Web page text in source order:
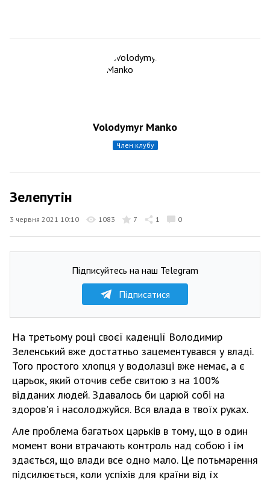
Volodymyr Manko
член клубу
Зелепутін
3 червня 2021 10:10 1083 7 1 0
Підписуйтесь на наш Telegram
Підписатися
На третьому році своєї каденції Володимир
Зеленський вже достатньо зацементувався у владі.
Того простого хлопця у водолазці вже немає, а є
царьок, який оточив себе свитою з на 100%
відданих людей. Здавалось би царюй собі на
здоров'я і насолоджуйся. Вся влада в твоїх руках.
Але проблема багатьох царьків в тому, що в один
момент вони втрачають контроль над собою і їм
здається, що влади все одно мало. Це потьмарення
підсилюється, коли успіхів для країни від їх